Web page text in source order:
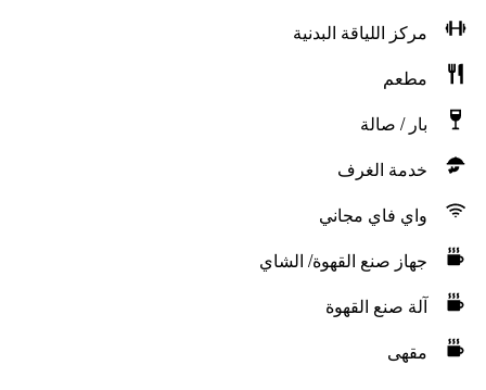
مركز اللياقة البدنية
مطعم
بار / صالة
خدمة الغرف
واي فاي مجاني
جهاز صنع القهوة/ الشاي
آلة صنع القهوة
مقهى